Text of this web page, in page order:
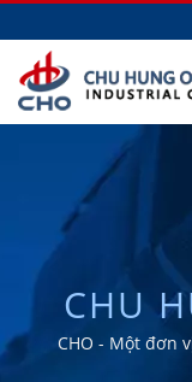
CHU
CHO - Một đơn